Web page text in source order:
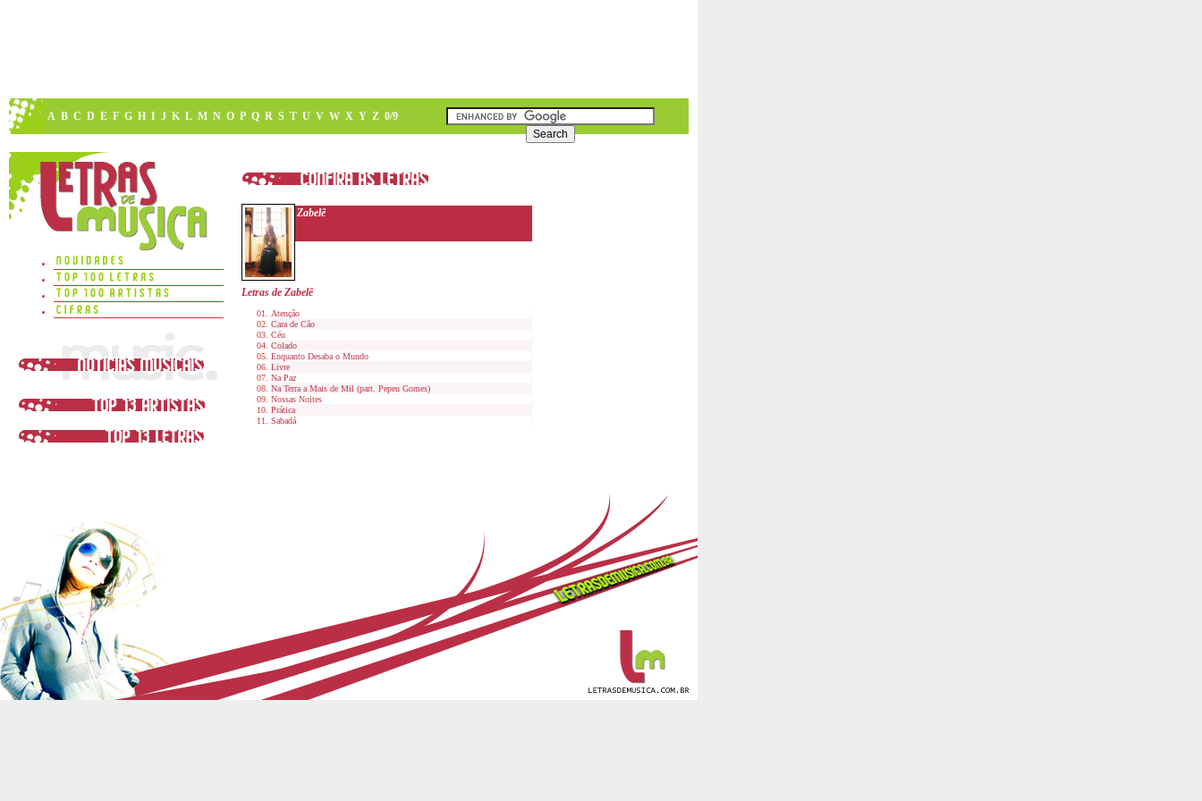
A B C D E F G H I J K L M N O P Q R S T U V W X Y Z 0/9
Zabelê
Letras de Zabelê
Atenção
Cara de Cão
Céu
Colado
Enquanto Desaba o Mundo
Livre
Na Paz
Na Terra a Mais de Mil (part. Pepeu Gomes)
Nossas Noites
Prática
Sabadá